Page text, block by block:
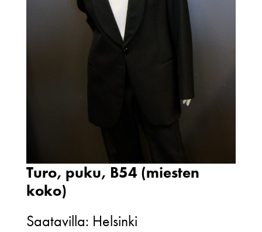
Turo, puku, B54 (miesten
koko)
Saatavilla: Helsinki